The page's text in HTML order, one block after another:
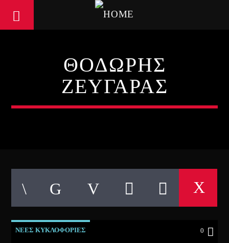
ΘΟΔΩΡΗΣ
ΖΕΥΓΑΡΑΣ
ΝΕΕΣ ΚΥΚΛΟΦΟΡΙΕΣ 0